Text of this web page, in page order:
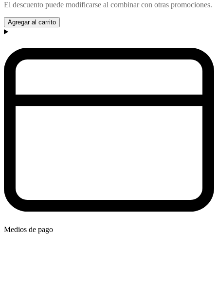
El descuento puede modificarse al combinar con otras promociones.
Agregar al carrito
Medios de pago